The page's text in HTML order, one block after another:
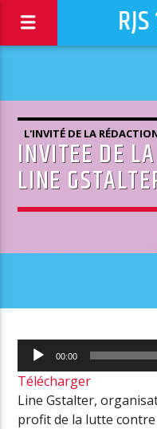
L'INVITÉ DE LA
INVITEE DE
LINE
Lecteur
audio
00:00
Télécharger
Line Gstalter,
profit de la lutte contre